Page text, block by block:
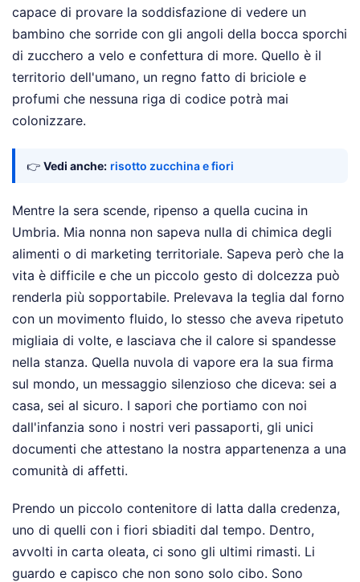
capace di provare la soddisfazione di vedere un
bambino che sorride con gli angoli della bocca sporchi
di zucchero a velo e confettura di more. Quello è il
territorio dell'umano, un regno fatto di briciole e
profumi che nessuna riga di codice potrà mai
colonizzare.
👉 Vedi anche: risotto zucchina e fiori
Mentre la sera scende, ripenso a quella cucina in
Umbria. Mia nonna non sapeva nulla di chimica degli
alimenti o di marketing territoriale. Sapeva però che la
vita è difficile e che un piccolo gesto di dolcezza può
renderla più sopportabile. Prelevava la teglia dal forno
con un movimento fluido, lo stesso che aveva ripetuto
migliaia di volte, e lasciava che il calore si spandesse
nella stanza. Quella nuvola di vapore era la sua firma
sul mondo, un messaggio silenzioso che diceva: sei a
casa, sei al sicuro. I sapori che portiamo con noi
dall'infanzia sono i nostri veri passaporti, gli unici
documenti che attestano la nostra appartenenza a una
comunità di affetti.
Prendo un piccolo contenitore di latta dalla credenza,
uno di quelli con i fiori sbiaditi dal tempo. Dentro,
avvolti in carta oleata, ci sono gli ultimi rimasti. Li
guardo e capisco che non sono solo cibo. Sono